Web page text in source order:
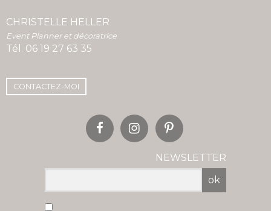
CHRISTELLE HELLER
Event Planner et décoratrice
Tél. 06 19 27 63 35
CONTACTEZ-MOI
NEWSLETTER
ok